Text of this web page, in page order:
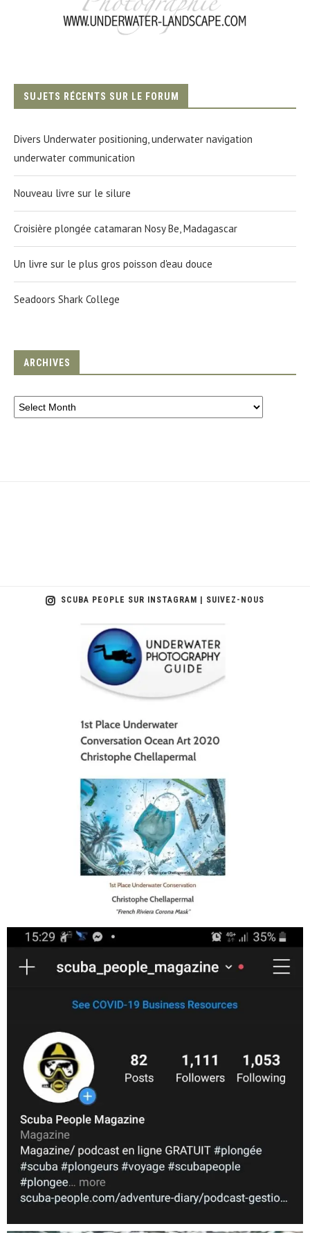
SUJETS RÉCENTS SUR LE FORUM
Divers Underwater positioning, underwater navigation
underwater communication
Nouveau livre sur le silure
Croisière plongée catamaran Nosy Be, Madagascar
Un livre sur le plus gros poisson d'eau douce
Seadoors Shark College
ARCHIVES
SCUBA PEOPLE SUR INSTAGRAM | SUIVEZ-NOUS
scuba_people_magazine
scuba_people_magazine
Nov 5